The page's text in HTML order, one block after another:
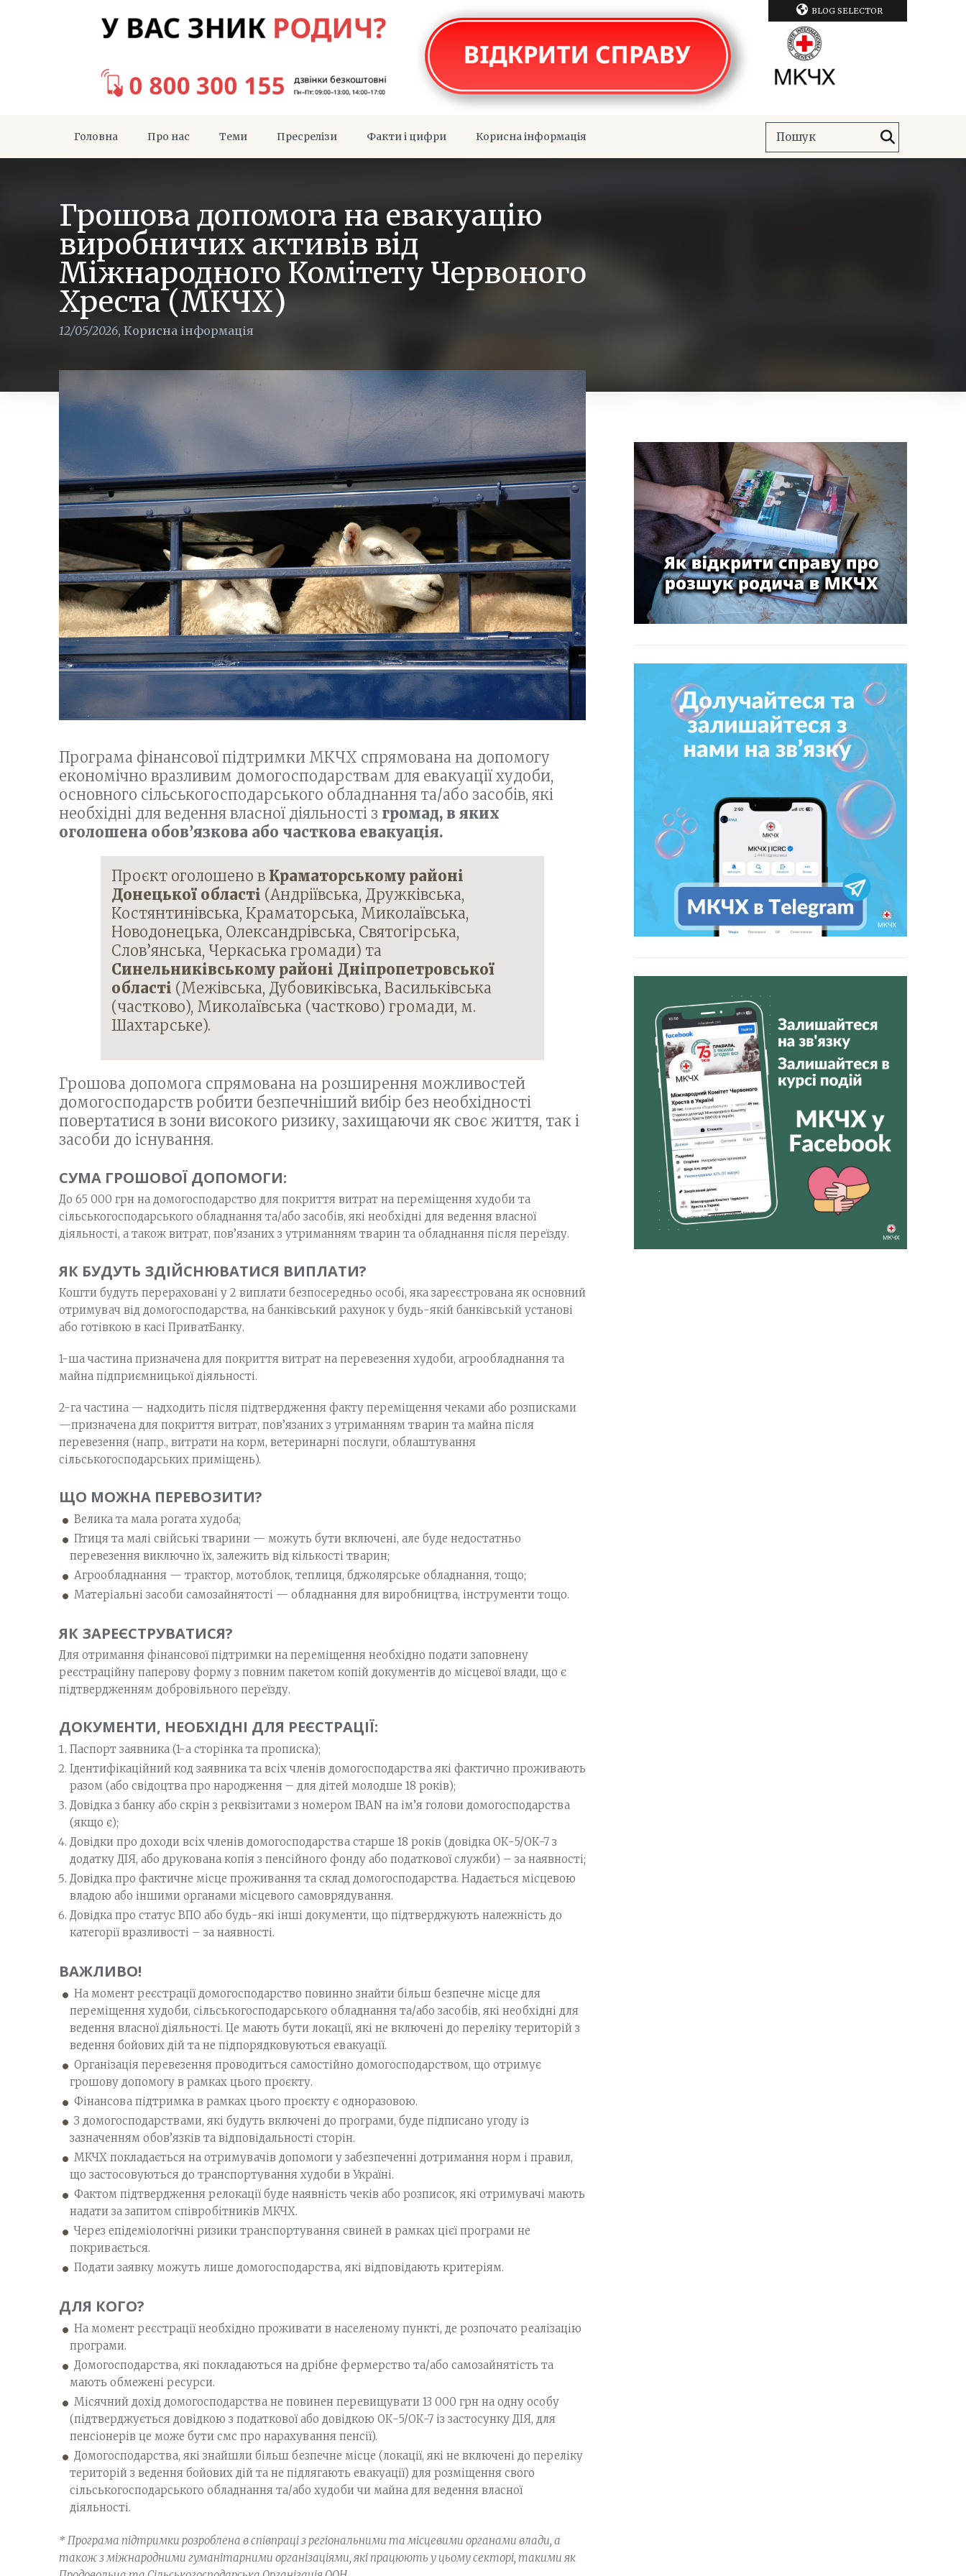
BLOG SELECTOR
Головна Про нас Теми Пресрелізи Факти і цифри Корисна інформація
Грошова допомога на евакуацію
виробничих активів від
Міжнародного Комітету Червоного
Хреста (МКЧХ)
12/05/2026, Корисна інформація
Програма фінансової підтримки МКЧХ спрямована на допомогу
економічно вразливим домогосподарствам для евакуації худоби,
основного сільськогосподарського обладнання та/або засобів, які
необхідні для ведення власної діяльності з громад, в яких
оголошена обов’язкова або часткова евакуація.
Проєкт оголошено в Краматорському районі
Донецької області (Андріївська, Дружківська,
Костянтинівська, Краматорська, Миколаївська,
Новодонецька, Олександрівська, Святогірська,
Слов’янська, Черкаська громади) та
Синельниківському районі Дніпропетровської
області (Межівська, Дубовиківська, Васильківська
(частково), Миколаївська (частково) громади, м.
Шахтарське).
Грошова допомога спрямована на розширення можливостей
домогосподарств робити безпечніший вибір без необхідності
повертатися в зони високого ризику, захищаючи як своє життя, так і
засоби до існування.
СУМА ГРОШОВОЇ ДОПОМОГИ:
До 65 000 грн на домогосподарство для покриття витрат на переміщення худоби та
сільськогосподарського обладнання та/або засобів, які необхідні для ведення власної
діяльності, а також витрат, пов’язаних з утриманням тварин та обладнання після переїзду.
ЯК БУДУТЬ ЗДІЙСНЮВАТИСЯ ВИПЛАТИ?
Кошти будуть перераховані у 2 виплати безпосередньо особі, яка зареєстрована як основний
отримувач від домогосподарства, на банківський рахунок у будь-якій банківській установі
або готівкою в касі ПриватБанку.
1-ша частина призначена для покриття витрат на перевезення худоби, агрообладнання та
майна підприємницької діяльності.
2-га частина — надходить після підтвердження факту переміщення чеками або розписками
—призначена для покриття витрат, пов’язаних з утриманням тварин та майна після
перевезення (напр., витрати на корм, ветеринарні послуги, облаштування
сільськогосподарських приміщень).
ЩО МОЖНА ПЕРЕВОЗИТИ?
Велика та мала рогата худоба;
Птиця та малі свійські тварини — можуть бути включені, але буде недостатньо
перевезення виключно їх, залежить від кількості тварин;
Агрообладнання — трактор, мотоблок, теплиця, бджолярське обладнання, тощо;
Матеріальні засоби самозайнятості — обладнання для виробництва, інструменти тощо.
ЯК ЗАРЕЄСТРУВАТИСЯ?
Для отримання фінансової підтримки на переміщення необхідно подати заповнену
реєстраційну паперову форму з повним пакетом копій документів до місцевої влади, що є
підтвердженням добровільного переїзду.
ДОКУМЕНТИ, НЕОБХІДНІ ДЛЯ РЕЄСТРАЦІЇ:
Паспорт заявника (1-а сторінка та прописка);
Ідентифікаційний код заявника та всіх членів домогосподарства які фактично проживають
разом (або свідоцтва про народження – для дітей молодше 18 років);
Довідка з банку або скрін з реквізитами з номером IBAN на ім’я голови домогосподарства
(якщо є);
Довідки про доходи всіх членів домогосподарства старше 18 років (довідка ОК-5/ОК-7 з
додатку ДІЯ, або друкована копія з пенсійного фонду або податкової служби) – за наявності;
Довідка про фактичне місце проживання та склад домогосподарства. Надається місцевою
владою або іншими органами місцевого самоврядування.
Довідка про статус ВПО або будь-які інші документи, що підтверджують належність до
категорії вразливості – за наявності.
ВАЖЛИВО!
На момент реєстрації домогосподарство повинно знайти більш безпечне місце для
переміщення худоби, сільськогосподарського обладнання та/або засобів, які необхідні для
ведення власної діяльності. Це мають бути локації, які не включені до переліку територій з
ведення бойових дій та не підпорядковуються евакуації.
Організація перевезення проводиться самостійно домогосподарством, що отримує
грошову допомогу в рамках цього проєкту.
Фінансова підтримка в рамках цього проєкту є одноразовою.
З домогосподарствами, які будуть включені до програми, буде підписано угоду із
зазначенням обов’язків та відповідальності сторін.
МКЧХ покладається на отримувачів допомоги у забезпеченні дотримання норм і правил,
що застосовуються до транспортування худоби в Україні.
Фактом підтвердження релокації буде наявність чеків або розписок, які отримувачі мають
надати за запитом співробітників МКЧХ.
Через епідеміологічні ризики транспортування свиней в рамках цієї програми не
покривається.
Подати заявку можуть лише домогосподарства, які відповідають критеріям.
ДЛЯ КОГО?
На момент реєстрації необхідно проживати в населеному пункті, де розпочато реалізацію
програми.
Домогосподарства, які покладаються на дрібне фермерство та/або самозайнятість та
мають обмежені ресурси.
Місячний дохід домогосподарства не повинен перевищувати 13 000 грн на одну особу
(підтверджується довідкою з податкової або довідкою ОК-5/ОК-7 із застосунку ДІЯ, для
пенсіонерів це може бути смс про нарахування пенсії).
Домогосподарства, які знайшли більш безпечне місце (локації, які не включені до переліку
територій з ведення бойових дій та не підлягають евакуації) для розміщення свого
сільськогосподарського обладнання та/або худоби чи майна для ведення власної
діяльності.
* Програма підтримки розроблена в співпраці з регіональними та місцевими органами влади, а
також з міжнародними гуманітарними організаціями, які працюють у цьому секторі, такими як